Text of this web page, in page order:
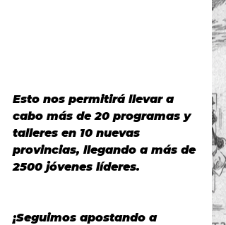
Esto nos permitirá llevar a
cabo más de 20 programas y
talleres en 10 nuevas
provincias, llegando a más de
2500 jóvenes líderes.
¡Seguimos apostando a